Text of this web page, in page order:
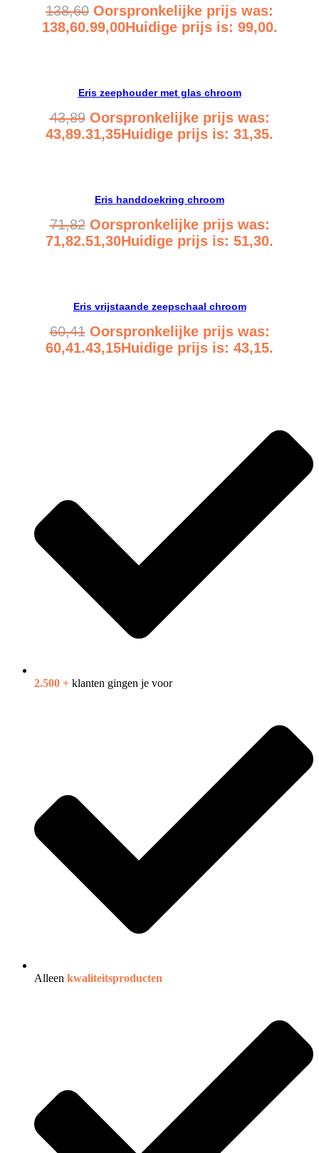
138,60 Oorspronkelijke prijs was:
138,60.99,00Huidige prijs is: 99,00.
Eris zeephouder met glas chroom
43,89 Oorspronkelijke prijs was:
43,89.31,35Huidige prijs is: 31,35.
Eris handdoekring chroom
71,82 Oorspronkelijke prijs was:
71,82.51,30Huidige prijs is: 51,30.
Eris vrijstaande zeepschaal chroom
60,41 Oorspronkelijke prijs was:
60,41.43,15Huidige prijs is: 43,15.
2.500 + klanten gingen je voor
Alleen kwaliteitsproducten